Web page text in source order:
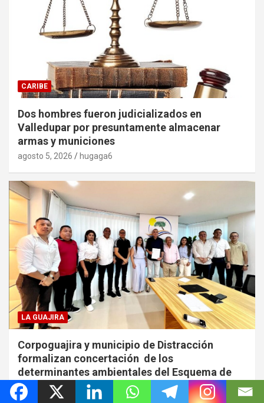
CARIBE
Dos hombres fueron judicializados en
Valledupar por presuntamente almacenar
armas y municiones
agosto 5, 2026 hugaga6
LA GUAJIRA
Corpoguajira y municipio de Distracción
formalizan concertación de los
determinantes ambientales del Esquema de
Ordenamiento Territorial (EOT)
agosto 5, 2026 hugaga6